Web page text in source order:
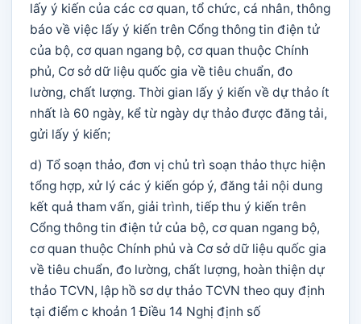
lấy ý kiến của các cơ quan, tổ chức, cá nhân, thông
báo về việc lấy ý kiến trên Cổng thông tin điện tử
của bộ, cơ quan ngang bộ, cơ quan thuộc Chính
phủ, Cơ sở dữ liệu quốc gia về tiêu chuẩn, đo
lường, chất lượng. Thời gian lấy ý kiến về dự thảo ít
nhất là 60 ngày, kể từ ngày dự thảo được đăng tải,
gửi lấy ý kiến;
d) Tổ soạn thảo, đơn vị chủ trì soạn thảo thực hiện
tổng hợp, xử lý các ý kiến góp ý, đăng tải nội dung
kết quả tham vấn, giải trình, tiếp thu ý kiến trên
Cổng thông tin điện tử của bộ, cơ quan ngang bộ,
cơ quan thuộc Chính phủ và Cơ sở dữ liệu quốc gia
về tiêu chuẩn, đo lường, chất lượng, hoàn thiện dự
thảo TCVN, lập hồ sơ dự thảo TCVN theo quy định
tại điểm c khoản 1 Điều 14 Nghị định số